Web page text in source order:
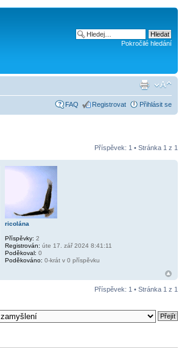
Pokročilé hledání
FAQ Registrovat Přihlásit se
Příspěvek: 1 • Stránka 1 z 1
ricolána
Příspěvky: 2
Registrován: úte 17. zář 2024 8:41:11
Poděkoval: 0
Poděkováno: 0-krát v 0 příspěvku
Příspěvek: 1 • Stránka 1 z 1